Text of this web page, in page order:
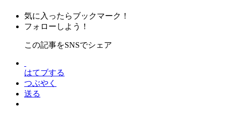
気に入ったらブックマーク！
フォローしよう！
この記事をSNSでシェア
はてブする
つぶやく
送る